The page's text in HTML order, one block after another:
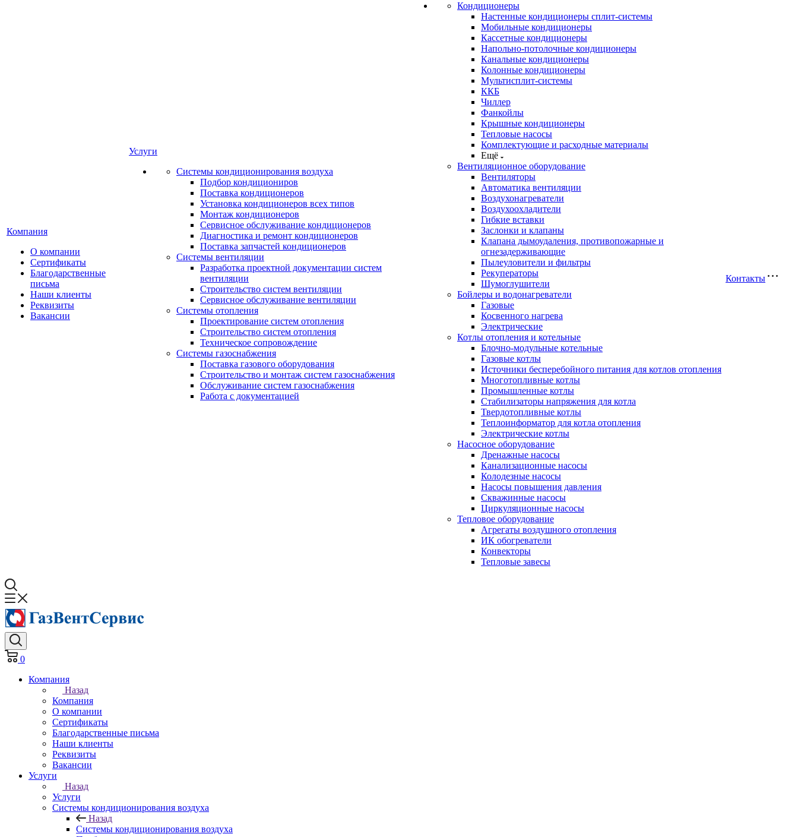
Компания
О компании
Сертификаты
Благодарственные
письма
Наши клиенты
Реквизиты
Вакансии
Услуги
Системы кондиционирования воздуха
Подбор кондициониров
Поставка кондиционеров
Установка кондиционеров всех типов
Монтаж кондиционеров
Сервисное обслуживание кондиционеров
Диагностика и ремонт кондиционеров
Поставка запчастей кондиционеров
Системы вентиляции
Разработка проектной документации систем
вентиляции
Строительство систем вентиляции
Сервисное обслуживание вентиляции
Системы отопления
Проектирование систем отопления
Строительство систем отопления
Техническое сопровождение
Системы газоснабжения
Поставка газового оборудования
Строительство и монтаж систем газоснабжения
Обслуживание систем газоснабжения
Работа с документацией
Кондиционеры
Настенные кондиционеры сплит-системы
Мобильные кондиционеры
Кассетные кондиционеры
Напольно-потолочные кондиционеры
Канальные кондиционеры
Колонные кондиционеры
Мультисплит-системы
ККБ
Чиллер
Фанкойлы
Крышные кондиционеры
Тепловые насосы
Комплектующие и расходные материалы
Ещё
Вентиляционное оборудование
Вентиляторы
Автоматика вентиляции
Воздухонагреватели
Воздухоохладители
Гибкие вставки
Заслонки и клапаны
Клапана дымоудаления, противопожарные и
огнезадерживающие
Пылеуловители и фильтры
Рекуператоры
Шумоглушители
Бойлеры и водонагреватели
Газовые
Косвенного нагрева
Электрические
Котлы отопления и котельные
Блочно-модульные котельные
Газовые котлы
Источники бесперебойного питания для котлов отопления
Многотопливные котлы
Промышленные котлы
Стабилизаторы напряжения для котла
Твердотопливные котлы
Теплоинформатор для котла отопления
Электрические котлы
Насосное оборудование
Дренажные насосы
Канализационные насосы
Колодезные насосы
Насосы повышения давления
Скважинные насосы
Циркуляционные насосы
Тепловое оборудование
Агрегаты воздушного отопления
ИК обогреватели
Конвекторы
Тепловые завесы
Контакты
0
Компания
Назад
Компания
О компании
Сертификаты
Благодарственные письма
Наши клиенты
Реквизиты
Вакансии
Услуги
Назад
Услуги
Системы кондиционирования воздуха
Назад
Системы кондиционирования воздуха